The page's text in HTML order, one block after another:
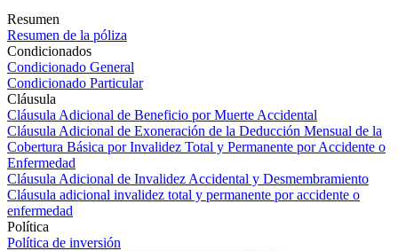
Resumen
Resumen de la póliza
Condicionados
Condicionado General
Condicionado Particular
Cláusula
Cláusula Adicional de Beneficio por Muerte Accidental
Cláusula Adicional de Exoneración de la Deducción Mensual de la
Cobertura Básica por Invalidez Total y Permanente por Accidente o
Enfermedad
Cláusula Adicional de Invalidez Accidental y Desmembramiento
Cláusula adicional invalidez total y permanente por accidente o
enfermedad
Política
Política de inversión